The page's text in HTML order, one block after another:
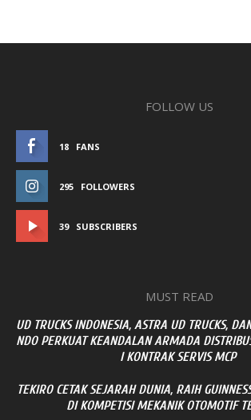
FOLLOW US
18 FANS
295 FOLLOWERS
39 SUBSCRIBERS
MUST READ
UD TRUCKS INDONESIA, ASTRA UD TRUCKS,
NDO PERKUAT KEANDALAN ARMADA
I KONTRAK SERVIS MCP
TEKIRO CETAK SEJARAH DUNIA, RAIH
DI KOMPETISI MEKANIK OTOMOTIF